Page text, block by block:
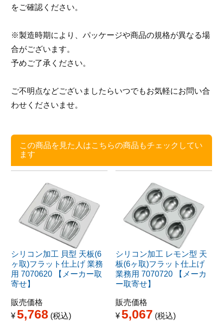
をご確認ください。
※製造時期により、パッケージや商品の規格が異なる場
合がございます。
予めご了承ください。
ご不明点などございましたらいつでもお気軽にお問い合
わせくださいませ。
この商品を見た人はこちらの商品もチェックしてい
ます
シリコン加工 貝型 天板(6
ヶ取)フラット仕上げ 業務
用 7070620 【メーカー取
寄せ】
販売価格
¥5,768 税込
シリコン加工 レモン型 天
板(6ヶ取)フラット仕上げ
業務用 7070720 【メーカ
ー取寄せ】
販売価格
¥5,067 税込